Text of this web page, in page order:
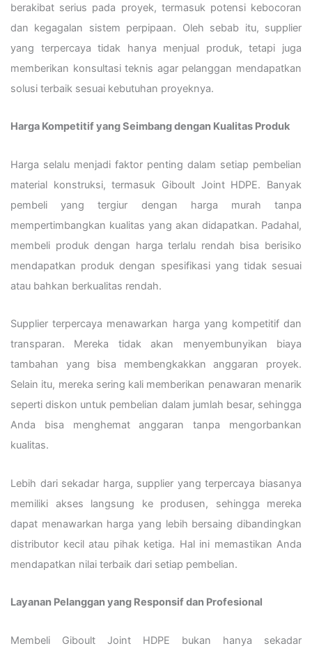
berakibat serius pada proyek, termasuk potensi kebocoran
dan kegagalan sistem perpipaan. Oleh sebab itu, supplier
yang terpercaya tidak hanya menjual produk, tetapi juga
memberikan konsultasi teknis agar pelanggan mendapatkan
solusi terbaik sesuai kebutuhan proyeknya.
Harga Kompetitif yang Seimbang dengan Kualitas Produk
Harga selalu menjadi faktor penting dalam setiap pembelian
material konstruksi, termasuk Giboult Joint HDPE. Banyak
pembeli yang tergiur dengan harga murah tanpa
mempertimbangkan kualitas yang akan didapatkan. Padahal,
membeli produk dengan harga terlalu rendah bisa berisiko
mendapatkan produk dengan spesifikasi yang tidak sesuai
atau bahkan berkualitas rendah.
Supplier terpercaya menawarkan harga yang kompetitif dan
transparan. Mereka tidak akan menyembunyikan biaya
tambahan yang bisa membengkakkan anggaran proyek.
Selain itu, mereka sering kali memberikan penawaran menarik
seperti diskon untuk pembelian dalam jumlah besar, sehingga
Anda bisa menghemat anggaran tanpa mengorbankan
kualitas.
Lebih dari sekadar harga, supplier yang terpercaya biasanya
memiliki akses langsung ke produsen, sehingga mereka
dapat menawarkan harga yang lebih bersaing dibandingkan
distributor kecil atau pihak ketiga. Hal ini memastikan Anda
mendapatkan nilai terbaik dari setiap pembelian.
Layanan Pelanggan yang Responsif dan Profesional
Membeli Giboult Joint HDPE bukan hanya sekadar